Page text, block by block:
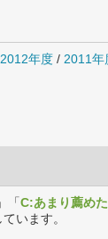
2012年度 / 2011年
」「C:あまり薦め
います。